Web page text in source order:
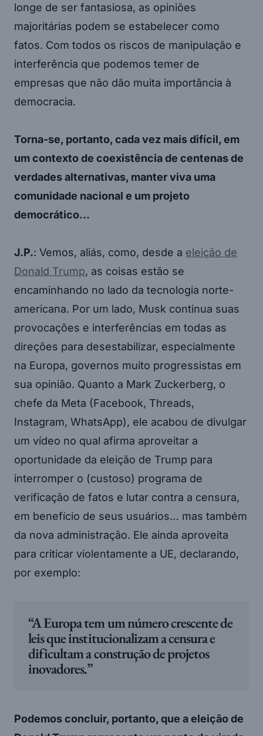
longe de ser fantasiosa, as opiniões
majoritárias podem se estabelecer como
fatos. Com todos os riscos de manipulação e
interferência que podemos temer de
empresas que não dão muita importância à
democracia.
Torna-se, portanto, cada vez mais difícil, em
um contexto de coexistência de centenas de
verdades alternativas, manter viva uma
comunidade nacional e um projeto
democrático…
J.P.: Vemos, aliás, como, desde a eleição de
Donald Trump, as coisas estão se
encaminhando no lado da tecnologia norte-
americana. Por um lado, Musk continua suas
provocações e interferências em todas as
direções para desestabilizar, especialmente
na Europa, governos muito progressistas em
sua opinião. Quanto a Mark Zuckerberg, o
chefe da Meta (Facebook, Threads,
Instagram, WhatsApp), ele acabou de divulgar
um vídeo no qual afirma aproveitar a
oportunidade da eleição de Trump para
interromper o (custoso) programa de
verificação de fatos e lutar contra a censura,
em benefício de seus usuários… mas também
da nova administração. Ele ainda aproveita
para criticar violentamente a UE, declarando,
por exemplo:
“A Europa tem um número crescente de
leis que institucionalizam a censura e
dificultam a construção de projetos
inovadores.”
Podemos concluir, portanto, que a eleição de